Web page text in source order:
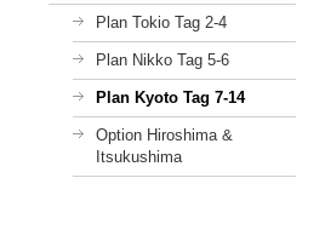
Plan Tokio Tag 2‐4
Plan Nikko Tag 5-6
Plan Kyoto Tag 7-14
Option Hiroshima &
Itsukushima